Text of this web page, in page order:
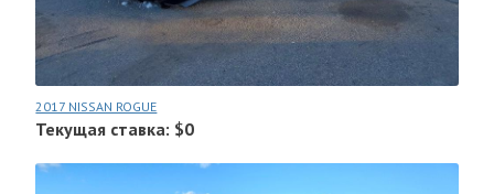
2017 NISSAN ROGUE
Текущая ставка: $0